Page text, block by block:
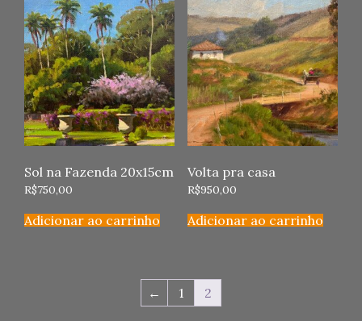
Sol na Fazenda 20x15cm
R$750,00
Adicionar ao carrinho
Volta pra casa
R$950,00
Adicionar ao carrinho
← 1 2